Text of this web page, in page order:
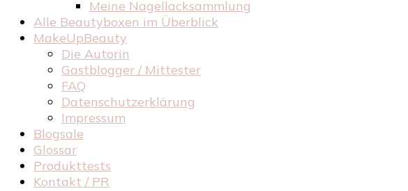
Meine Nagellacksammlung
Alle Beautyboxen im Überblick
MakeUpBeauty
Die Autorin
Gastblogger / Mittester
FAQ
Datenschutzerklärung
Impressum
Blogsale
Glossar
Produkttests
Kontakt / PR